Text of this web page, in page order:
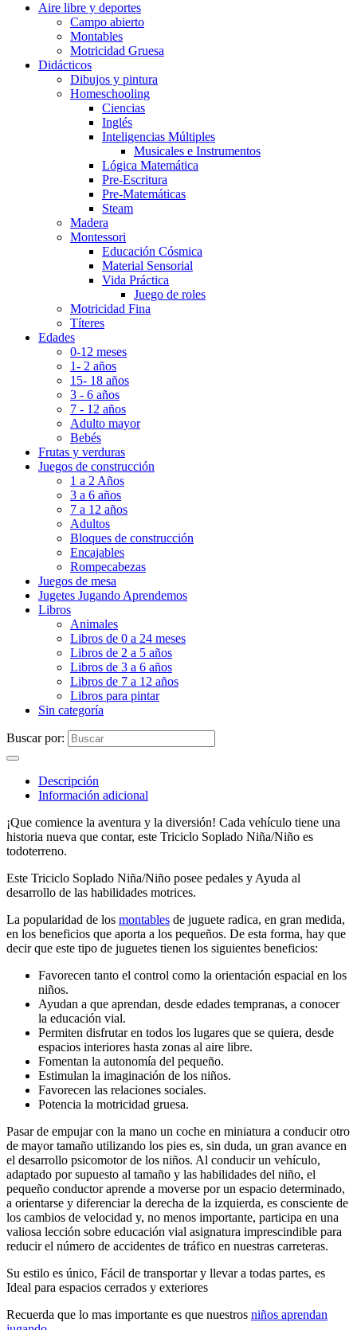
Aire libre y deportes
Campo abierto
Montables
Motricidad Gruesa
Didácticos
Dibujos y pintura
Homeschooling
Ciencias
Inglés
Inteligencias Múltiples
Musicales e Instrumentos
Lógica Matemática
Pre-Escritura
Pre-Matemáticas
Steam
Madera
Montessori
Educación Cósmica
Material Sensorial
Vida Práctica
Juego de roles
Motricidad Fina
Títeres
Edades
0-12 meses
1- 2 años
15- 18 años
3 - 6 años
7 - 12 años
Adulto mayor
Bebés
Frutas y verduras
Juegos de construcción
1 a 2 Años
3 a 6 años
7 a 12 años
Adultos
Bloques de construcción
Encajables
Rompecabezas
Juegos de mesa
Jugetes Jugando Aprendemos
Libros
Animales
Libros de 0 a 24 meses
Libros de 2 a 5 años
Libros de 3 a 6 años
Libros de 7 a 12 años
Libros para pintar
Sin categoría
Buscar por:
Descripción
Información adicional
¡Que comience la aventura y la diversión! Cada vehículo tiene una
historia nueva que contar, este Triciclo Soplado Niña/Niño es
todoterreno.
Este Triciclo Soplado Niña/Niño posee pedales y Ayuda al
desarrollo de las habilidades motrices.
La popularidad de los montables de juguete radica, en gran medida,
en los beneficios que aporta a los pequeños. De esta forma, hay que
decir que este tipo de juguetes tienen los siguientes beneficios:
Favorecen tanto el control como la orientación espacial en los
niños.
Ayudan a que aprendan, desde edades tempranas, a conocer
la educación vial.
Permiten disfrutar en todos los lugares que se quiera, desde
espacios interiores hasta zonas al aire libre.
Fomentan la autonomía del pequeño.
Estimulan la imaginación de los niños.
Favorecen las relaciones sociales.
Potencia la motricidad gruesa.
Pasar de empujar con la mano un coche en miniatura a conducir otro
de mayor tamaño utilizando los pies es, sin duda, un gran avance en
el desarrollo psicomotor de los niños. Al conducir un vehículo,
adaptado por supuesto al tamaño y las habilidades del niño, el
pequeño conductor aprende a moverse por un espacio determinado,
a orientarse y diferenciar la derecha de la izquierda, es consciente de
los cambios de velocidad y, no menos importante, participa en una
valiosa lección sobre educación vial asignatura imprescindible para
reducir el número de accidentes de tráfico en nuestras carreteras.
Su estilo es único, Fácil de transportar y llevar a todas partes, es
Ideal para espacios cerrados y exteriores
Recuerda que lo mas importante es que nuestros niños aprendan